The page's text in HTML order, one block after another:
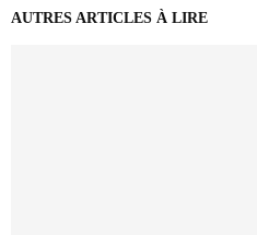
AUTRES ARTICLES À LIRE